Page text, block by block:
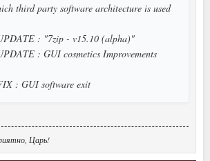
third party software architecture is used
: "7zip - v15.10 (alpha)"
: GUI cosmetics Improvements
: GUI software exit
Царь!